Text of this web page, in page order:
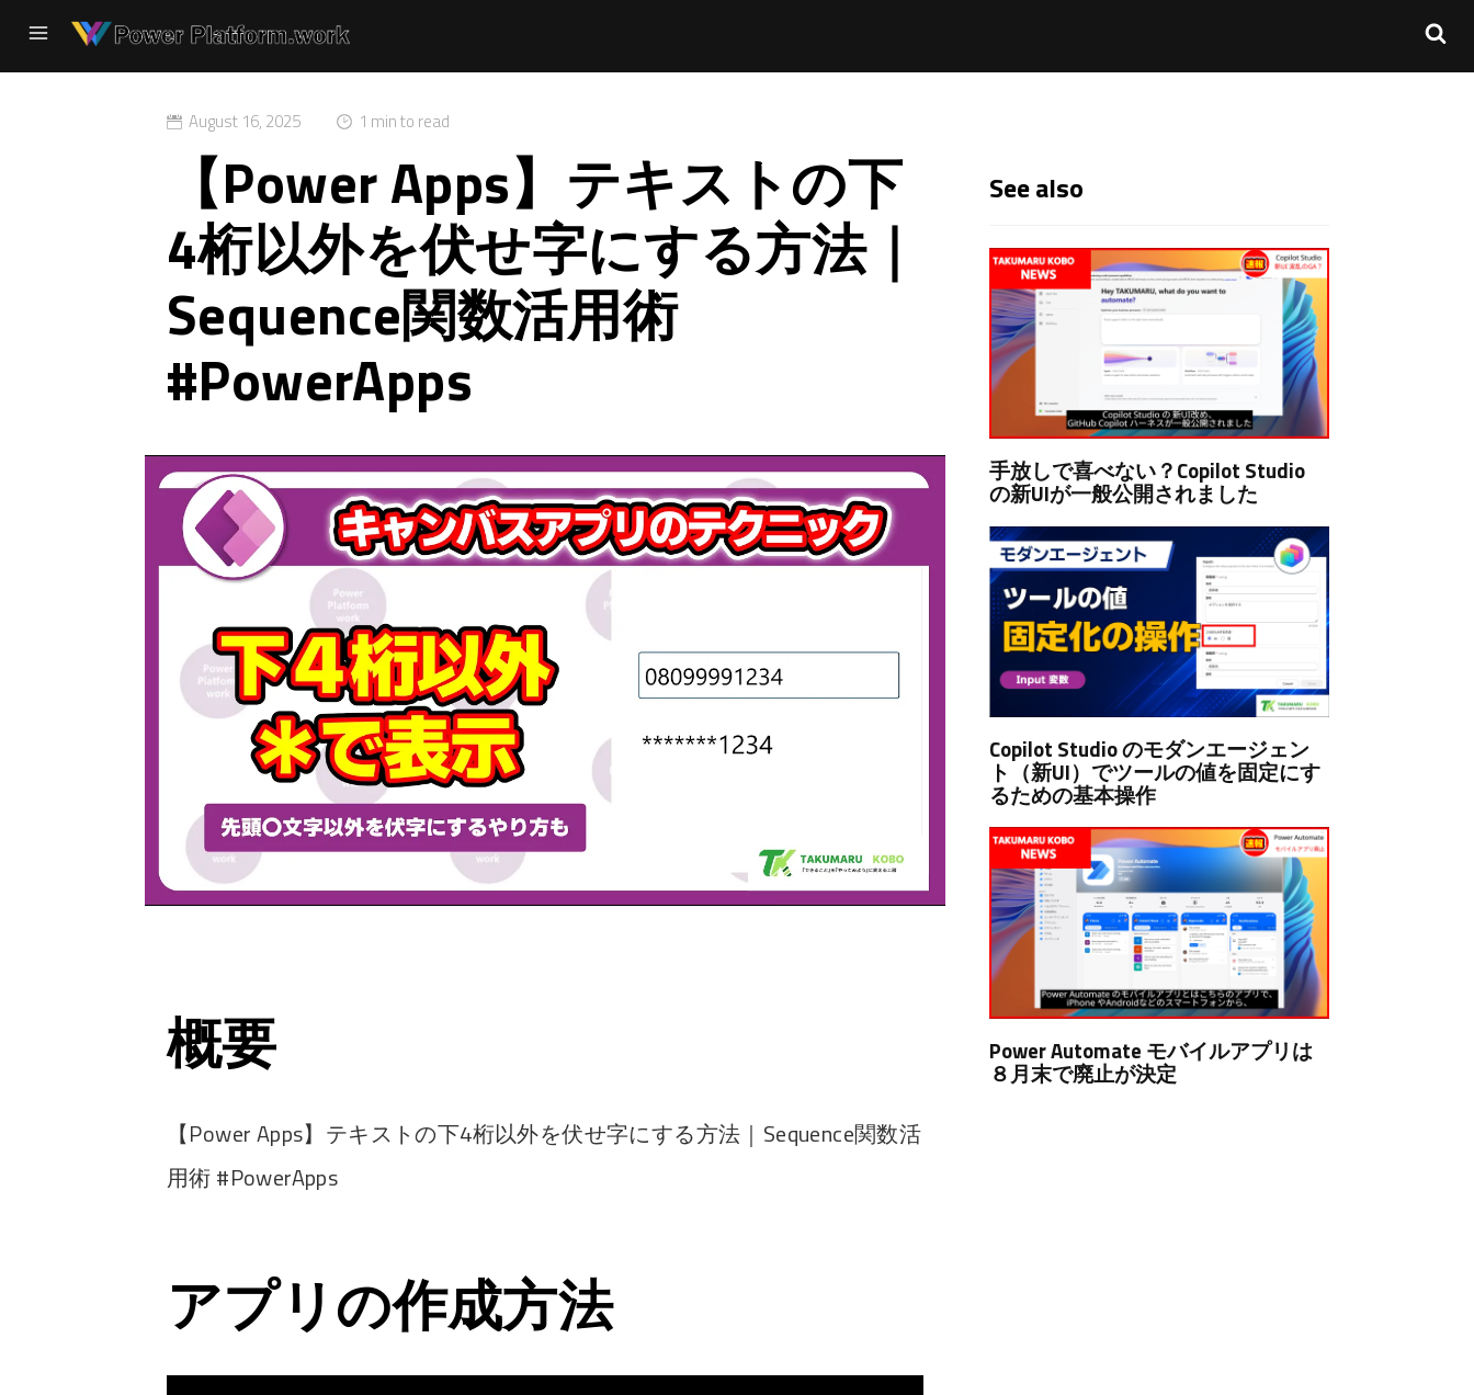
August 16, 2025 1 min to read
【Power Apps】テキストの下
4桁以外を伏せ字にする方法｜
Sequence関数活用術
#PowerApps
概要
【Power Apps】テキストの下4桁以外を伏せ字にする方法｜Sequence関数活
用術 #PowerApps
アプリの作成方法
See also
手放しで喜べない？Copilot Studio
の新UIが一般公開されました
Copilot Studio のモダンエージェン
ト（新UI）でツールの値を固定にす
るための基本操作
Power Automate モバイルアプリは
８月末で廃止が決定